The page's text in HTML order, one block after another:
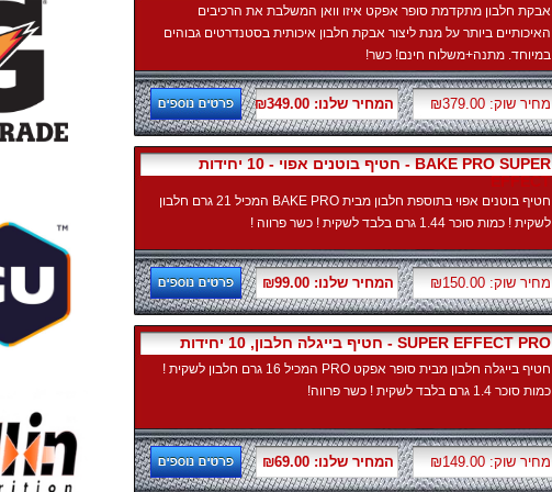
אבקת חלבון מתקדמת סופר אפקט איזו וואן המשלבת את הרכיבים
האיכותיים ביותר על מנת ליצור אבקת חלבון איכותית בסטנדרטים גבוהים
במיוחד. מתנה+משלוח חינם! כשר!
המחיר שלנו: ₪349.00 מחיר שוק: ₪379.00
חטיף בוטנים אפוי - 10 יחידות - BAKE PRO SUPER
EFFECT
חטיף בוטנים אפוי בתוספת חלבון מבית BAKE PRO המכיל 21 גרם חלבון
לשקית ! כמות סוכר 1.44 גרם בלבד לשקית ! כשר פרווה !
המחיר שלנו: ₪99.00 מחיר שוק: ₪150.00
חטיף בייגלה חלבון, 10 יחידות - SUPER EFFECT PRO
חטיף בייגלה חלבון מבית סופר אפקט PRO המכיל 16 גרם חלבון לשקית !
כמות סוכר 1.4 גרם בלבד לשקית ! כשר פרווה!
המחיר שלנו: ₪69.00 מחיר שוק: ₪149.00